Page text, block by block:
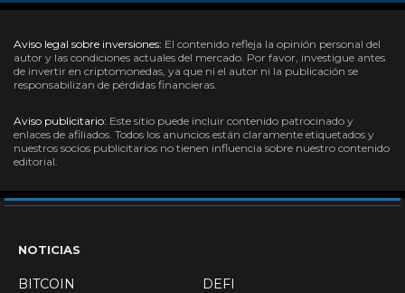
Aviso legal sobre inversiones: El contenido refleja la opinión personal del
autor y las condiciones actuales del mercado. Por favor, investigue antes
de invertir en criptomonedas, ya que ni el autor ni la publicación se
responsabilizan de pérdidas financieras.
Aviso publicitario: Este sitio puede incluir contenido patrocinado y
enlaces de afiliados. Todos los anuncios están claramente etiquetados y
nuestros socios publicitarios no tienen influencia sobre nuestro contenido
editorial.
NOTICIAS
BITCOIN
DEFI